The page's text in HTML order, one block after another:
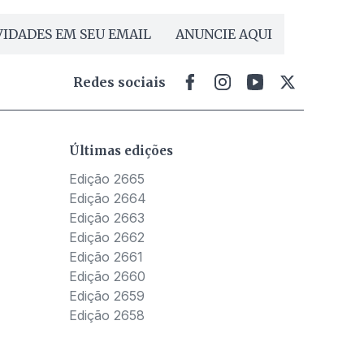
EM SEU EMAIL ANUNCIE AQUI
Redes sociais
Últimas edições
Edição 2665
Edição 2664
Edição 2663
Edição 2662
Edição 2661
Edição 2660
Edição 2659
Edição 2658